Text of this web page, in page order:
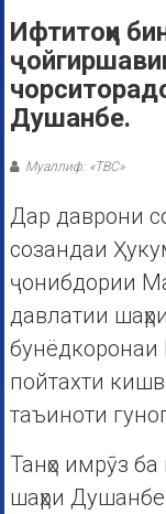
Ифтитоҳи
Душанбе.
Муаллиф: «ТВС»
Дар даврони
созандаи
ҷонибдории
давлатии
бунёдкоронаи
пойтахти
таъиноти
Танҳо имрӯз
шаҳри